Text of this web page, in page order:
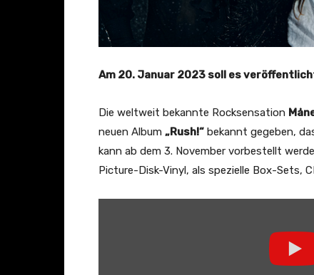
Am 20. Januar 2023 soll es
Die weltweit bekannte Rocksensation
neuen Album „Rush!“ bekannt gegeben,
kann ab dem 3. November vorbestellt
Picture-Disk-Vinyl, als spezielle Box-Sets,